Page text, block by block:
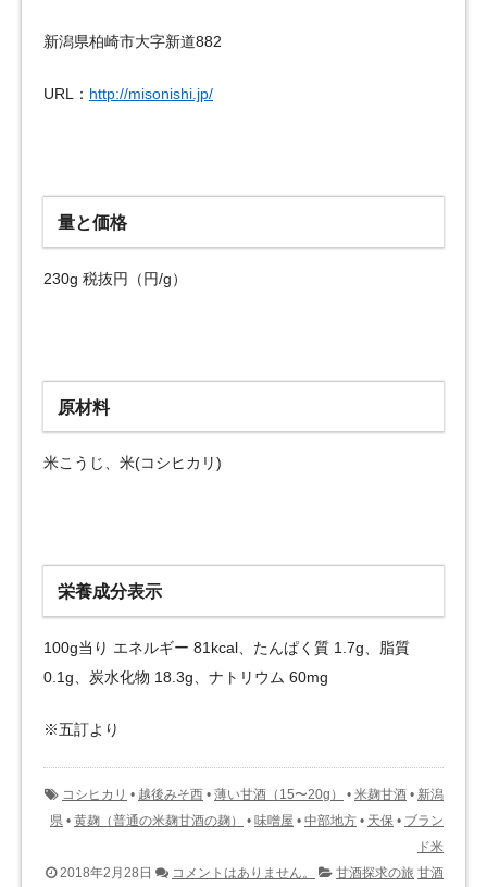
新潟県柏崎市大字新道882
URL： http://misonishi.jp/
量と価格
230g 税抜円（円/g）
原材料
米こうじ、米(コシヒカリ)
栄養成分表示
100g当り エネルギー 81kcal、たんぱく質 1.7g、脂質
0.1g、炭水化物 18.3g、ナトリウム 60mg
※五訂より
コシヒカリ • 越後みそ西 • 薄い甘酒（15〜20g） • 米麹甘酒 • 新潟
県 • 黄麹（普通の米麹甘酒の麹） • 味噌屋 • 中部地方 • 天保 • ブラン
ド米
2018年2月28日
コメントはありません。 甘酒探求の旅 甘酒